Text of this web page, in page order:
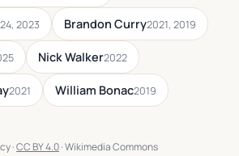
2023 Brandon Curry2021, 2019
Nick Walker2022
2021 William Bonac2019
·CC BY 4.0· Wikimedia Commons